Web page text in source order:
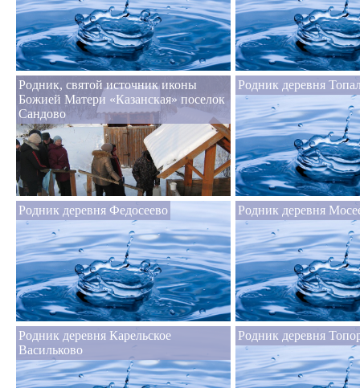
Родник, святой источник иконы
Божией Матери «Казанская» поселок
Сандово
Родник деревня
Родник деревня Федосеево Родник деревня
Родник деревня Карельское
Васильково
Родник деревня